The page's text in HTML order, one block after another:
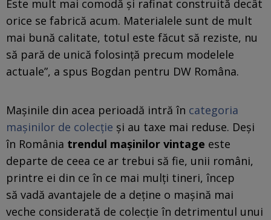
Este mult mai comodă şi rafinat construită decât
orice se fabrică acum. Materialele sunt de mult
mai bună calitate, totul este făcut să reziste, nu
să pară de unică folosinţă precum modelele
actuale”, a spus Bogdan pentru DW Româna.
Maşinile din acea perioadă intră în categoria
maşinilor de colecţie şi au taxe mai reduse. Deşi
în România trendul maşinilor vintage este
departe de ceea ce ar trebui să fie, unii români,
printre ei din ce în ce mai mulţi tineri, încep
să vadă avantajele de a deţine o maşină mai
veche considerată de colecţie în detrimentul unui